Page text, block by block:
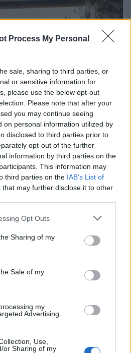
Process My Personal
sale, sharing to third parties, or
or sensitive information for
please use the below opt-out
Please note that after your
you may continue seeing
on personal information utilized by
disclosed to third parties prior to
opt-out of the further
information by third parties on the
This information may
third parties on the IAB’s List of
that may further disclose it to other
app uses one or more Google
behaviour. You may click to
and its third-party tags to
purposes in below Google
Opt Outs
Sharing of my
Sale of my
my
Advertising.
Use,
or Sharing of my
vacances : est-ce le bon moment